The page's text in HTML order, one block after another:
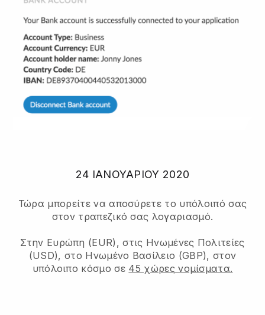
24 ΙΑΝΟΥΑΡΊΟΥ 2020
Τώρα μπορείτε να αποσύρετε το υπόλοιπό σας
στον τραπεζικό σας λογαριασμό.
Στην Ευρώπη (EUR), στις Ηνωμένες Πολιτείες
(USD), στο Ηνωμένο Βασίλειο (GBP), στον
υπόλοιπο κόσμο σε 45 χώρες νομίσματα.